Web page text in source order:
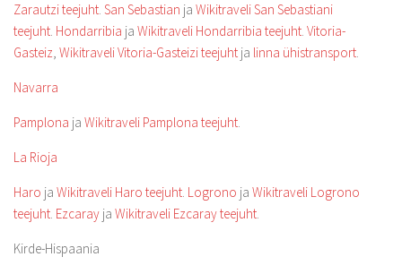
Zarautzi teejuht. San Sebastian ja Wikitraveli San Sebastiani
teejuht. Hondarribia ja Wikitraveli Hondarribia teejuht. Vitoria-
Gasteiz, Wikitraveli Vitoria-Gasteizi teejuht ja linna ühistransport.
Navarra
Pamplona ja Wikitraveli Pamplona teejuht.
La Rioja
Haro ja Wikitraveli Haro teejuht. Logrono ja Wikitraveli Logrono
teejuht. Ezcaray ja Wikitraveli Ezcaray teejuht.
Kirde-Hispaania